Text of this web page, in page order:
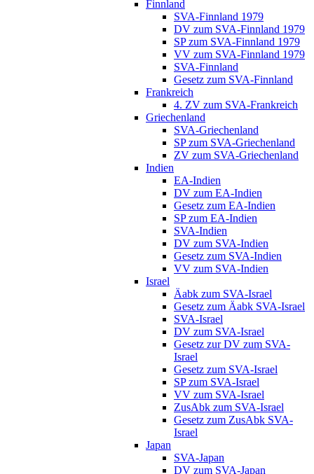
Finnland
SVA-Finnland 1979
DV zum SVA-Finnland 1979
SP zum SVA-Finnland 1979
VV zum SVA-Finnland 1979
SVA-Finnland
Gesetz zum SVA-Finnland
Frankreich
4. ZV zum SVA-Frankreich
Griechenland
SVA-Griechenland
SP zum SVA-Griechenland
ZV zum SVA-Griechenland
Indien
EA-Indien
DV zum EA-Indien
Gesetz zum EA-Indien
SP zum EA-Indien
SVA-Indien
DV zum SVA-Indien
Gesetz zum SVA-Indien
VV zum SVA-Indien
Israel
Äabk zum SVA-Israel
Gesetz zum Äabk SVA-Israel
SVA-Israel
DV zum SVA-Israel
Gesetz zur DV zum SVA-
Israel
Gesetz zum SVA-Israel
SP zum SVA-Israel
VV zum SVA-Israel
ZusAbk zum SVA-Israel
Gesetz zum ZusAbk SVA-
Israel
Japan
SVA-Japan
DV zum SVA-Japan